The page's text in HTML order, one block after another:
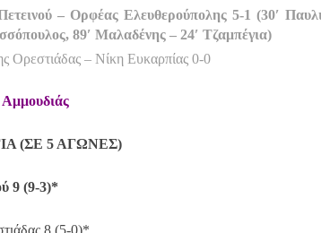
– Ορφέας Ελευθερούπολης 5-1 (30′
89′ Μαλαδένης – 24′ Τζαμπέγια)
Ορεστιάδας – Νίκη Ευκαρπίας 0-0
(ΣΕ 5 ΑΓΩΝΕΣ)
9 (9-3)*